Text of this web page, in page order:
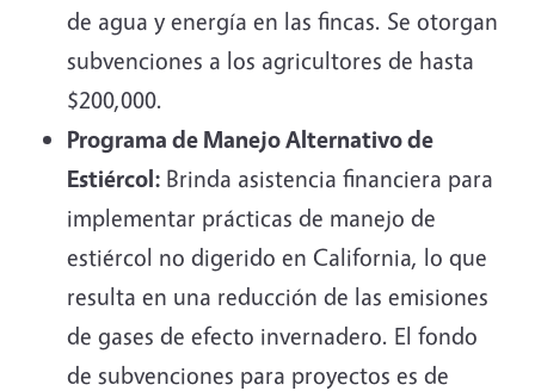
de agua y energía en las fincas. Se otorgan
subvenciones a los agricultores de hasta
$200,000.
Programa de Manejo Alternativo de
Estiércol: Brinda asistencia financiera para
implementar prácticas de manejo de
estiércol no digerido en California, lo que
resulta en una reducción de las emisiones
de gases de efecto invernadero. El fondo
de subvenciones para proyectos es de